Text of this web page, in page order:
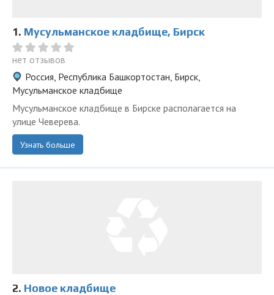
1. Мусульманское кладбище, Бирск
нет отзывов
Россия, Республика Башкортостан, Бирск,
Мусульманское кладбище
Мусульманское кладбище в Бирске располагается на
улице Чеверева.
Узнать больше
2. Новое кладбище